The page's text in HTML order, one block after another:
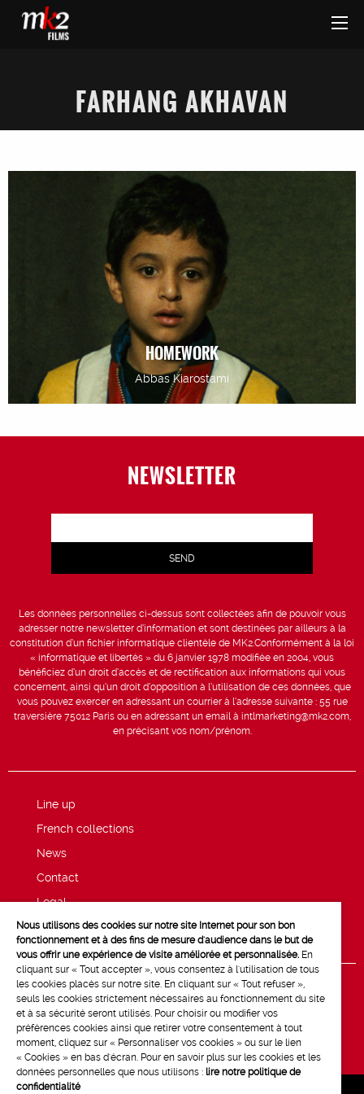
FARHANG AKHAVAN
HOMEWORK
Abbas Kiarostami
NEWSLETTER
Les données personnelles ci-dessus sont collectées afin de pouvoir vous
adresser notre newsletter d’information et sont destinées par ailleurs à la
constitution d’un fichier informatique clientèle de MK2.Conformément à la loi
« informatique et libertés » du 6 janvier 1978 modifiée en 2004, vous
bénéficiez d’un droit d’accès et de rectification aux informations qui vous
concernent, ainsi qu’un droit d’opposition à l’utilisation de ces données, que
vous pouvez exercer en adressant un courrier à l’adresse suivante : 55 rue
traversière 75012 Paris ou en adressant un email à intlmarketing@mk2.com,
en précisant vos nom/prénom.
Line up
French collections
News
Contact
Legal
Privacy and cookie policy
Nous utilisons des cookies sur notre site Internet pour son bon
fonctionnement et à des fins de mesure d'audience dans le but de
vous offrir une expérience de visite améliorée et personnalisée. En
cliquant sur « Tout accepter », vous consentez à l'utilisation de tous
les cookies placés sur notre site. En cliquant sur « Tout refuser »,
seuls les cookies strictement nécessaires au fonctionnement du site
et à sa sécurité seront utilisés. Pour choisir ou modifier vos
préférences cookies ainsi que retirer votre consentement à tout
moment, cliquez sur « Personnaliser vos cookies » ou sur le lien
« Cookies » en bas d'écran. Pour en savoir plus sur les cookies et les
données personnelles que nous utilisons : lire notre politique de
confidentialité